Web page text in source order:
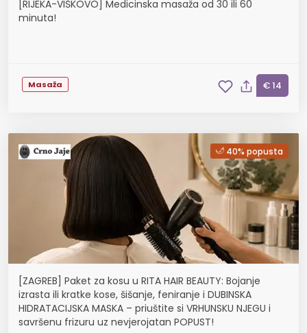
[RIJEKA-VIŠKOVO] Medicinska masaža od 30 ili 60
minuta!
Masaža € 14
40% popusta
[ZAGREB] Paket za kosu u RITA HAIR BEAUTY: Bojanje
izrasta ili kratke kose, šišanje, feniranje i DUBINSKA
HIDRATACIJSKA MASKA – priuštite si VRHUNSKU NJEGU i
savršenu frizuru uz nevjerojatan POPUST!